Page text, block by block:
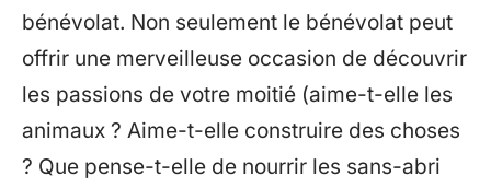
bénévolat. Non seulement le bénévolat peut
offrir une merveilleuse occasion de découvrir
les passions de votre moitié (aime-t-elle les
animaux ? Aime-t-elle construire des choses
? Que pense-t-elle de nourrir les sans-abri